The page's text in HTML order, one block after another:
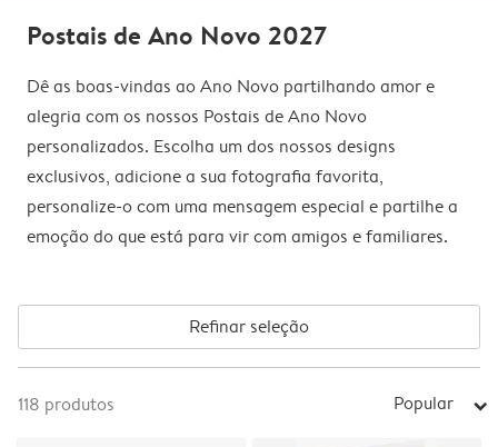
Postais de Ano Novo 2027
Dê as boas-vindas ao Ano Novo partilhando amor e
alegria com os nossos Postais de Ano Novo
personalizados. Escolha um dos nossos designs
exclusivos, adicione a sua fotografia favorita,
personalize-o com uma mensagem especial e partilhe a
emoção do que está para vir com amigos e familiares.
Refinar seleção
118 produtos Popular arrow_right